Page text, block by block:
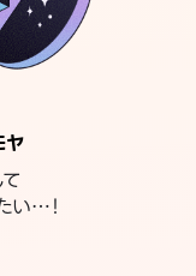
ヤ
い…！